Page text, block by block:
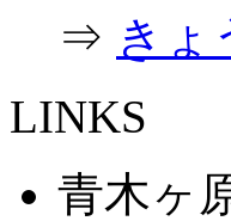
⇒ きょ
LINKS
青木ヶ